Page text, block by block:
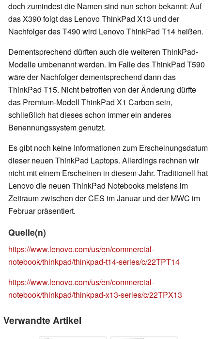
doch zumindest die Namen sind nun schon bekannt: Auf
das X390 folgt das Lenovo ThinkPad X13 und der
Nachfolger des T490 wird Lenovo ThinkPad T14 heißen.
Dementsprechend dürften auch die weiteren ThinkPad-
Modelle umbenannt werden. Im Falle des ThinkPad T590
wäre der Nachfolger dementsprechend dann das
ThinkPad T15. Nicht betroffen von der Änderung dürfte
das Premium-Modell ThinkPad X1 Carbon sein,
schließlich hat dieses schon immer ein anderes
Benennungssystem genutzt.
Es gibt noch keine Informationen zum Erscheinungsdatum
dieser neuen ThinkPad Laptops. Allerdings rechnen wir
nicht mit einem Erscheinen in diesem Jahr. Traditionell hat
Lenovo die neuen ThinkPad Notebooks meistens im
Zeitraum zwischen der CES im Januar und der MWC im
Februar präsentiert.
Quelle(n)
https://www.lenovo.com/us/en/commercial-
notebook/thinkpad/thinkpad-t14-series/c/22TPT14
https://www.lenovo.com/us/en/commercial-
notebook/thinkpad/thinkpad-x13-series/c/22TPX13
Verwandte Artikel